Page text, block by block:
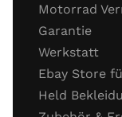
Probefahrt
Verhalten
Verhalten
Funktion
Funktion
Motorrad
Garantie
Werkstatt
Ebay Store
Held